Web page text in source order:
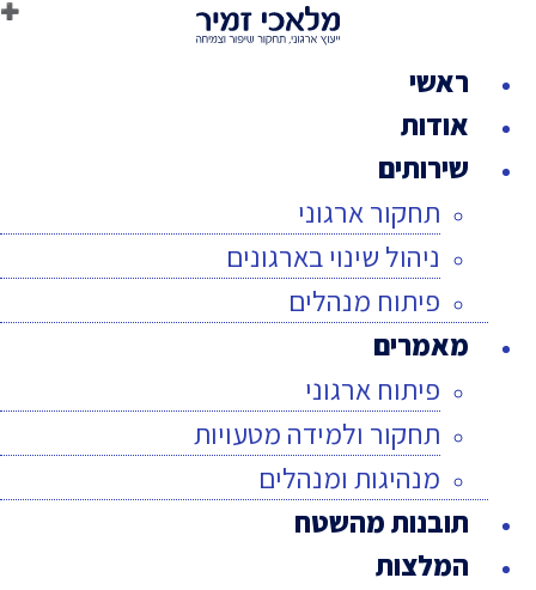
ראשי
אודות
שירותים
תחקור ארגוני
ניהול שינוי בארגונים
פיתוח מנהלים
מאמרים
פיתוח ארגוני
תחקור ולמידה מטעויות
מנהיגות ומנהלים
תובנות מהשטח
המלצות